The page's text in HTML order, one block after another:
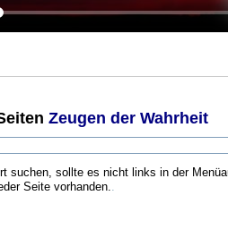
Zeugen der Wahrheit
suchen, sollte es nicht links in der
Seite vorhanden.